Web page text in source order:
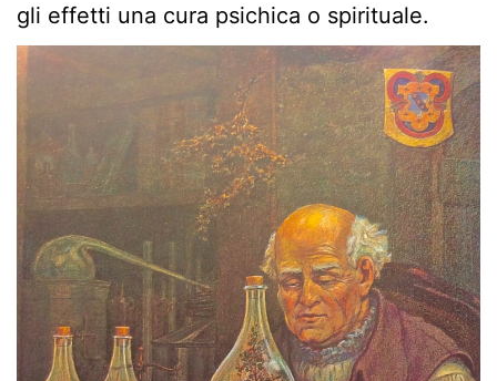
gli effetti una cura psichica o spirituale.